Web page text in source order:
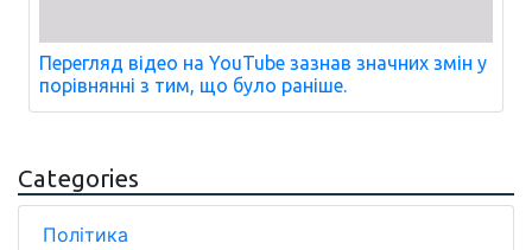
Перегляд відео на YouTube зазнав значних змін у
порівнянні з тим, що було раніше.
Categories
Політика